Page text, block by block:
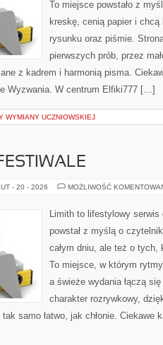
To miejsce powstało z
kreskę, cenią papier i chcą
rysunku oraz piśmie.
pierwszych prób, przez
z kadrem i harmonią pisma.
Wyzwania. W centrum Elfiki777 […]
WYMIANY UCZNIOWSKIEJ
- 20 - 2026 MOŻLIWOŚĆ
Limith to lifestylowy
powstał z myślą o
całym dniu, ale też o
To miejsce, w którym
a świeże wydania łączą
charakter rozrywkowy,
samo łatwo, jak chłonie. Ciekawe